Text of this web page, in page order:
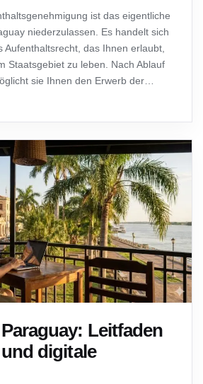
ist das eigentliche
niederzulassen. Es handelt sich
Aufenthaltsrecht, das Ihnen erlaubt,
Staatsgebiet zu leben. Nach Ablauf
sie Ihnen den Erwerb der
Leitfaden
digitale